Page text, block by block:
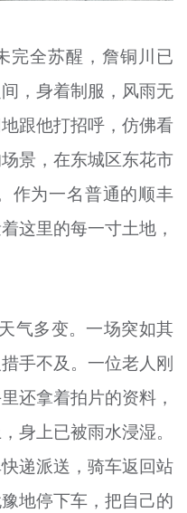
+
完全苏醒，詹铜川已
，身着制服，风雨无
跟他打招呼，仿佛看
景，在东城区东花市
作为一名普通的顺丰
这里的每一寸土地，
气多变。一场突如其
手不及。一位老人刚
还拿着拍片的资料，
身上已被雨水浸湿。
递派送，骑车返回站
地停下车，把自己的